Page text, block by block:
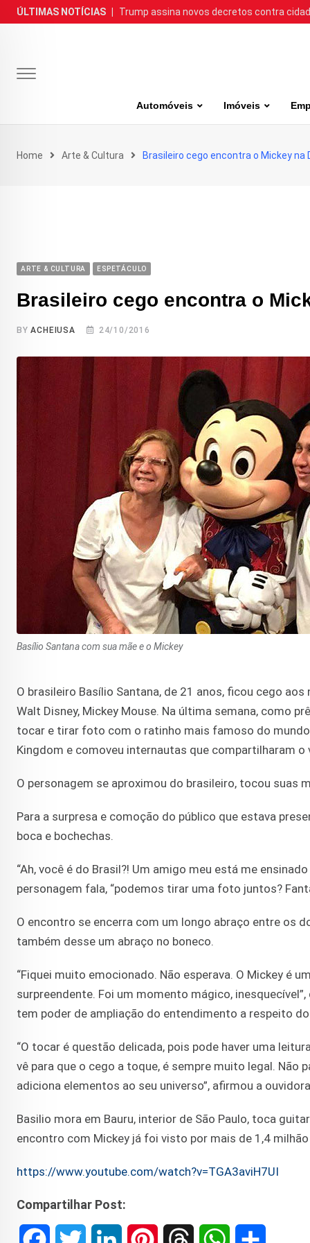
Skip
to
ÚLTIMAS NOTÍCIAS Trump assina novos decretos contra
Automóveis Imóveis
Home Arte & Cultura Brasileiro cego encontra o Mickey
ARTE & CULTURA ESPETÁCULO
Brasileiro cego encontra o
BYACHEIUSA 24/10/2016
Basílio Santana com sua mãe e o Mickey
O brasileiro Basílio Santana, de 21 anos, ficou cego
Walt Disney, Mickey Mouse. Na última semana, como
tocar e tirar foto com o ratinho mais famoso do
Kingdom e comoveu internautas que compartilharam
O personagem se aproximou do brasileiro, tocou suas
Para a surpresa e comoção do público que estava
boca e bochechas.
“Ah, você é do Brasil?! Um amigo meu está me
personagem fala, “podemos tirar uma foto juntos?
O encontro se encerra com um longo abraço entre os
também desse um abraço no boneco.
“Fiquei muito emocionado. Não esperava. O Mickey é
surpreendente. Foi um momento mágico,
tem poder de ampliação do entendimento a respeito
“O tocar é questão delicada, pois pode haver uma
vê para que o cego a toque, é sempre muito legal.
adiciona elementos ao seu universo”, afirmou a
Basilio mora em Bauru, interior de São Paulo, toca
encontro com Mickey já foi visto por mais de 1,4
https://www.youtube.com/watch?v=TGA3aviH7UI
Compartilhar Post: